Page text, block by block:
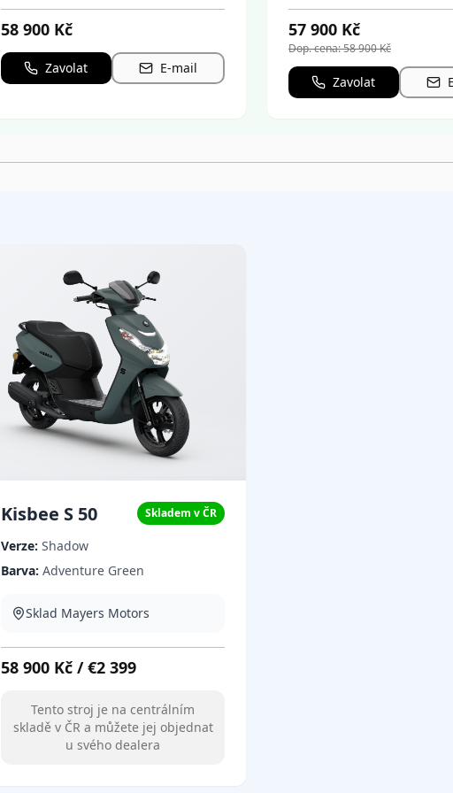
58 900 Kč
Zavolat E-mail
57 900 Kč
Dop. cena:58 900Kč
Zavolat
Kisbee S 50 Skladem v ČR
Verze: Shadow
Barva: Adventure Green
Sklad Mayers Motors
58 900 Kč /€2 399
Tento stroj je na centrálním
skladě v ČR a můžete jej objednat
u svého dealera